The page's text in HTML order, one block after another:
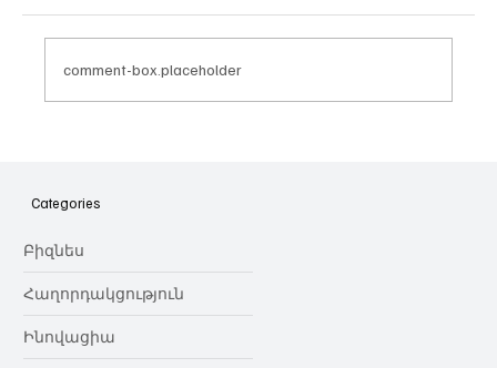
նվիրում որոշում
comment-box.placeholder
Categories
Բիզնես
Հաղորդակցություն
Ինովացիա